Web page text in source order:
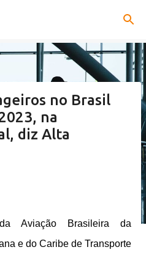
principal
no Brasil
na
diz Alta
Aviação Brasileira da
e do Caribe de Transporte